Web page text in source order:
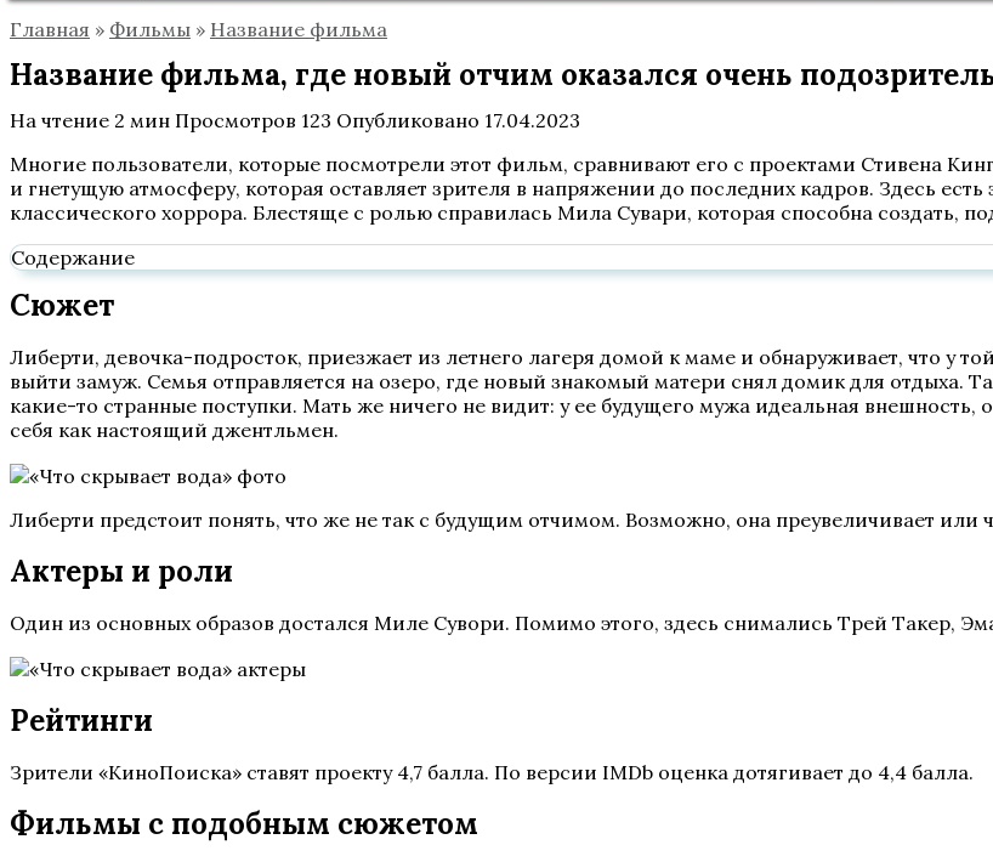
Главная » Фильмы » Название фильма
Название фильма, где новый отчим оказался очень
На чтение 2 мин Просмотров 123 Опубликовано 17.04.2023
Многие пользователи, которые посмотрели этот фильм, сравнивают его с проектами Стивена
и гнетущую атмосферу, которая оставляет зрителя в напряжении до последних кадров. Здесь
классического хоррора. Блестяще с ролью справилась Мила Сувари, которая способна создать,
Содержание
Сюжет
Либерти, девочка-подросток, приезжает из летнего лагеря домой к маме и обнаруживает, что у
выйти замуж. Семья отправляется на озеро, где новый знакомый матери снял домик для отдыха.
какие-то странные поступки. Мать же ничего не видит: у ее будущего мужа идеальная
себя как настоящий джентльмен.
Либерти предстоит понять, что же не так с будущим отчимом. Возможно, она преувеличивает или
Актеры и роли
Один из основных образов достался Миле Сувори. Помимо этого, здесь снимались Трей Такер,
Рейтинги
Зрители «КиноПоиска» ставят проекту 4,7 балла. По версии IMDb оценка дотягивает до 4,4 балла.
Фильмы с подобным сюжетом